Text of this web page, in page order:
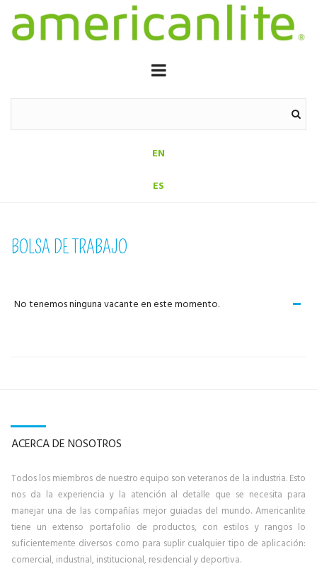
EN
ES
BOLSA DE TRABAJO
No tenemos ninguna vacante en este momento.
ACERCA DE NOSOTROS
Todos los miembros de nuestro equipo son veteranos de la industria. Esto
nos da la experiencia y la atención al detalle que se necesita para
manejar una de las compañías mejor guiadas del mundo. Americanlite
tiene un extenso portafolio de productos, con estilos y rangos lo
suficientemente diversos como para suplir cualquier tipo de aplicación:
comercial, industrial, institucional, residencial y deportiva.